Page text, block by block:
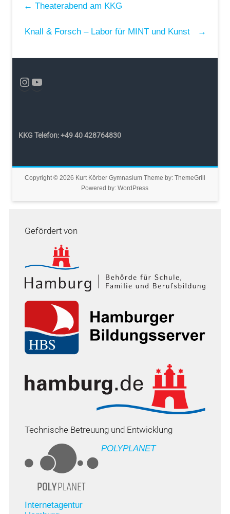
← Theaterabend am KKG
Knall & Forsch – Labor für MINT und Kunst →
KKG Telefon: +49 40 428764830
Copyright © 2026 Kurt Körber GymnasiumTheme by: ThemeGrill
Powered by:WordPress
Gefördert von
Technische Betreuung und Entwicklung
POLYPLANET
Internetagentur